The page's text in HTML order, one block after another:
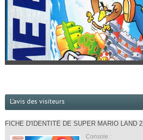
L'avis des visiteurs
FICHE D'IDENTITÉ DE SUPER MARIO LAND 2
Console :